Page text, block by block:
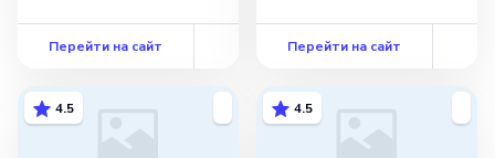
Перейти на сайт Перейти на сайт
4.5 4.5